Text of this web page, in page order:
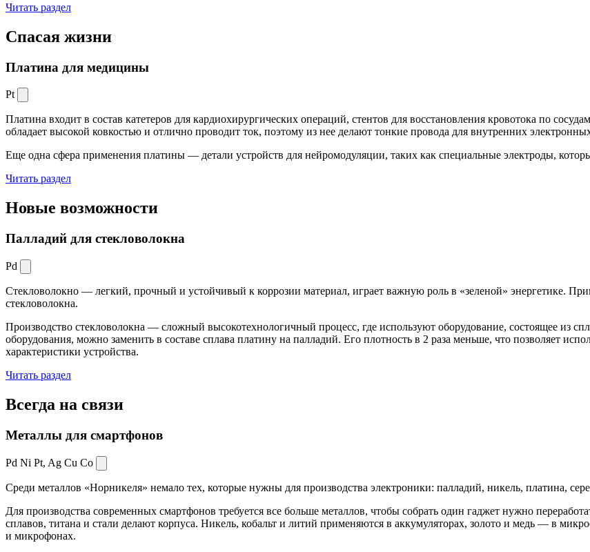
Читать раздел
Спасая жизни
Платина для медицины
Pt
Платина входит в состав катетеров для кардиохирургических операций, стентов для восстановления кровотока по
обладает высокой ковкостью и отлично проводит ток, поэтому из нее делают тонкие провода для внутренних
Еще одна сфера применения платины — детали устройств для нейромодуляции, таких как специальные электроды,
Читать раздел
Новые возможности
Палладий для стекловолокна
Pd
Стекловолокно — легкий, прочный и устойчивый к коррозии материал, играет важную роль в «зеленой» энергетике.
стекловолокна.
Производство стекловолокна — сложный высокотехнологичный процесс, где используют оборудование, состоящее из
оборудования, можно заменить в составе сплава платину на палладий. Его плотность в 2 раза меньше, что позволяет
характеристики устройства.
Читать раздел
Всегда на связи
Металлы для смартфонов
Pd Ni Pt, Ag Cu Co
Среди металлов «Норникеля» немало тех, которые нужны для производства электроники: палладий, никель, платина,
Для производства современных смартфонов требуется все больше металлов, чтобы собрать один гаджет нужно
сплавов, титана и стали делают корпуса. Никель, кобальт и литий применяются в аккумуляторах, золото и медь — в
и микрофонах.